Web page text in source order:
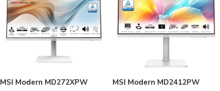
MSI Modern MD272XPW MSI Modern MD2412PW